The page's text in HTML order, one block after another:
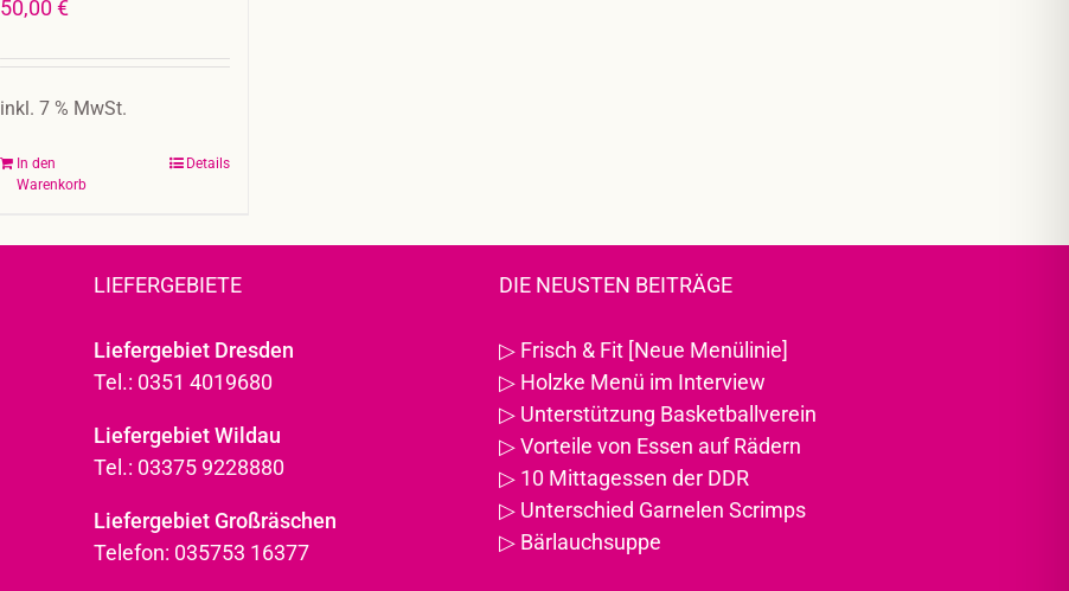
50,00€
inkl. 7 % MwSt.
In den
Warenkorb
Details
LIEFERGEBIETE
Liefergebiet Dresden
Tel.: 0351 4019680
Liefergebiet Wildau
Tel.: 03375 9228880
Liefergebiet Großräschen
Telefon: 035753 16377
DIE NEUSTEN BEITRÄGE
▷ Frisch & Fit [Neue Menülinie]
▷ Holzke Menü im Interview
▷ Unterstützung Basketballverein
▷Vorteile von Essen auf Rädern
▷ 10 Mittagessen der DDR
▷ Unterschied Garnelen Scrimps
▷ Bärlauchsuppe